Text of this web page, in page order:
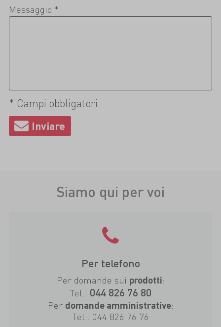
Messaggio *
* Campi obbligatori
Siamo qui per voi
Per telefono
Per domande sui prodotti:
Tel.: 044 826 76 80
Per domande amministrative:
Tel.: 044 826 76 76